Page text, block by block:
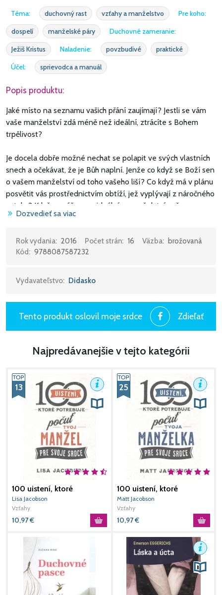
Téma: duchovný rast vzťahy a manželstvo
Pre koho:
dospelí
manželské páry
Duchovné zameranie:
Ježiš Kristus
Naladenie: povzbudivé
praktické
Účel:
sprievodca a manuál
Popis produktu:
Jaké místo na seznamu vašich přání zaujímají? Jestli se vám
vaše manželství zdá méně než ideální, ztrácíte s Bohem
trpělivost?
Je docela dobře možné nechat se polapit ve svých vlastních
snech a očekávat, že je Bůh naplní. Jenže co když se Boží sen
o vašem manželství od toho vašeho liší? Co když má v plánu
posvětit vás prostřednictvím obtíží, jež vyplývají z náročného
vztahu? Když se váš sen o ideálním manželství začne
rozpadat, vytratí se tím i vaše naděje a radost?
Nemusejí. V této oči otevírající brožurce Paul David Tripp
ukazuje, jak změna přeorientování vlastních snů na Boží
Dozvedieť sa viac
Rok vydania: 2016 Počet strán: 16 Väzba: brožovaná
Kód: 9788087587232
Vydavateľstvo: Didasko
Tento produkt oslovil moje srdce Zdieľať
Najpredávanejšie v tejto kategórii
13
100 uistení, ktoré
potrebuje počuť tvoj
manžel
Lisa Jacobson
Vzťahy
10,97€
25
100 uistení, ktoré
potrebuje počuť tvoja
manželka
Matt Jacobson
Vzťahy
10,97€